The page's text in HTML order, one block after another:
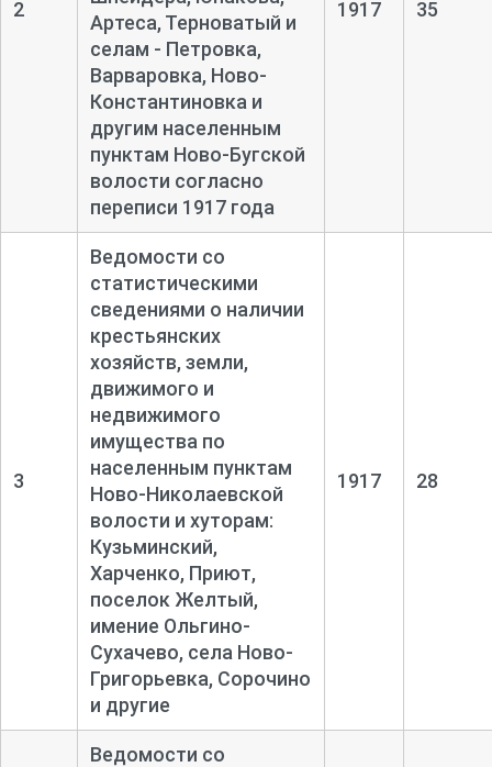
2
Артеса, Терноватый и
селам - Петровка,
Варваровка, Ново-
Константиновка и
другим населенным
пунктам Ново-Бугской
волости согласно
переписи 1917 года
1917 35
3
Ведомости со
статистическими
сведениями о наличии
крестьянских
хозяйств, земли,
движимого и
недвижимого
имущества по
населенным пунктам
Ново-Николаевской
волости и хуторам:
Кузьминский,
Харченко, Приют,
поселок Желтый,
имение Ольгино-
Сухачево, села Ново-
Григорьевка, Сорочино
и другие
1917 28
Ведомости со